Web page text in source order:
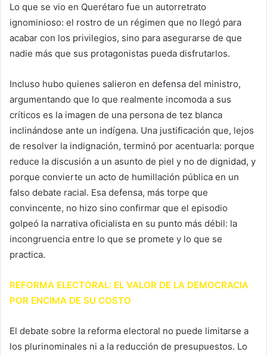
Lo que se vio en Querétaro fue un autorretrato
ignominioso: el rostro de un régimen que no llegó para
acabar con los privilegios, sino para asegurarse de que
nadie más que sus protagonistas pueda disfrutarlos.
Incluso hubo quienes salieron en defensa del ministro,
argumentando que lo que realmente incomoda a sus
críticos es la imagen de una persona de tez blanca
inclinándose ante un indígena. Una justificación que, lejos
de resolver la indignación, terminó por acentuarla: porque
reduce la discusión a un asunto de piel y no de dignidad, y
porque convierte un acto de humillación pública en un
falso debate racial. Esa defensa, más torpe que
convincente, no hizo sino confirmar que el episodio
golpeó la narrativa oficialista en su punto más débil: la
incongruencia entre lo que se promete y lo que se
practica.
REFORMA ELECTORAL: EL VALOR DE LA DEMOCRACIA
POR ENCIMA DE SU COSTO
El debate sobre la reforma electoral no puede limitarse a
los plurinominales ni a la reducción de presupuestos. Lo